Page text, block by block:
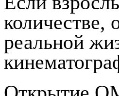
количестве,
реальной